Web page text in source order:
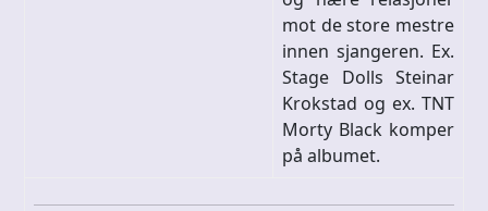
mot de store mestre
innen sjangeren. Ex.
Stage Dolls Steinar
Krokstad og ex. TNT
Morty Black komper
på albumet.